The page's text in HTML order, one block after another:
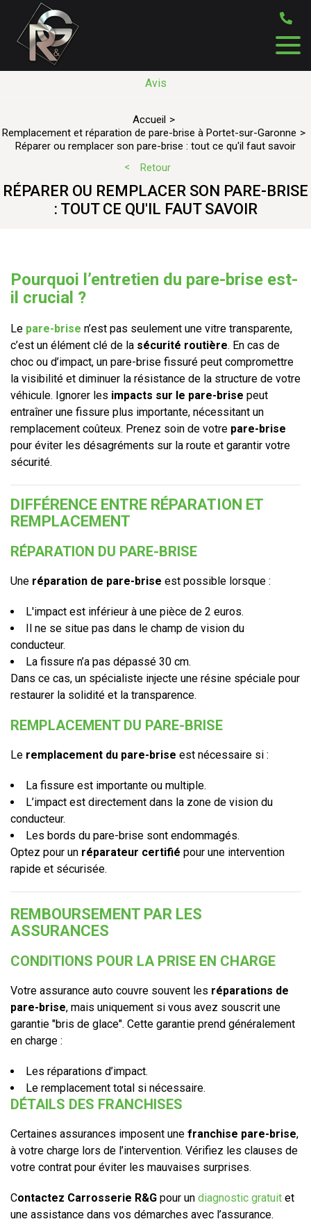
Avis
Accueil
Remplacement et réparation de pare-brise à Portet-sur-Garonne
Réparer ou remplacer son pare-brise : tout ce qu'il faut savoir
Retour
RÉPARER OU REMPLACER SON PARE-BRISE
: TOUT CE QU'IL FAUT SAVOIR
Pourquoi l’entretien du pare-brise est-
il crucial ?
Le pare-brise n’est pas seulement une vitre transparente,
c’est un élément clé de la sécurité routière. En cas de
choc ou d’impact, un pare-brise fissuré peut compromettre
la visibilité et diminuer la résistance de la structure de votre
véhicule. Ignorer les impacts sur le pare-brise peut
entraîner une fissure plus importante, nécessitant un
remplacement coûteux. Prenez soin de votre pare-brise
pour éviter les désagréments sur la route et garantir votre
sécurité.
DIFFÉRENCE ENTRE RÉPARATION ET
REMPLACEMENT
RÉPARATION DU PARE-BRISE
Une réparation de pare-brise est possible lorsque :
L'impact est inférieur à une pièce de 2 euros.
Il ne se situe pas dans le champ de vision du
conducteur.
La fissure n’a pas dépassé 30 cm.
Dans ce cas, un spécialiste injecte une résine spéciale pour
restaurer la solidité et la transparence.
REMPLACEMENT DU PARE-BRISE
Le remplacement du pare-brise est nécessaire si :
La fissure est importante ou multiple.
L’impact est directement dans la zone de vision du
conducteur.
Les bords du pare-brise sont endommagés.
Optez pour un réparateur certifié pour une intervention
rapide et sécurisée.
REMBOURSEMENT PAR LES
ASSURANCES
CONDITIONS POUR LA PRISE EN CHARGE
Votre assurance auto couvre souvent les réparations de
pare-brise, mais uniquement si vous avez souscrit une
garantie "bris de glace". Cette garantie prend généralement
en charge :
Les réparations d’impact.
Le remplacement total si nécessaire.
DÉTAILS DES FRANCHISES
Certaines assurances imposent une franchise pare-brise,
à votre charge lors de l’intervention. Vérifiez les clauses de
votre contrat pour éviter les mauvaises surprises.
Contactez Carrosserie R&G pour un diagnostic gratuit et
une assistance dans vos démarches avec l’assurance.